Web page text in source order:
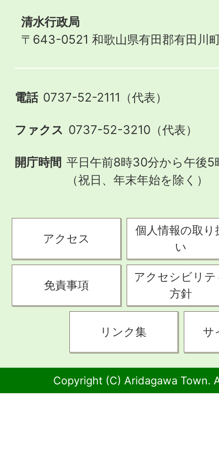
清水行政局
〒643-0521 和歌山県有田郡有田川
電話 0737-52-2111（代表）
ファクス 0737-52-3210（代表）
開庁時間 平日午前8時30分から午後5
（祝日、年末年始を除く）
アクセス
個人情報の取り
い
免責事項
アクセシビリテ
方針
リンク集 サ
Copyright (C) Aridagawa Town.